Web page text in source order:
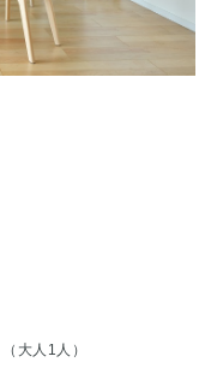
（大人1人）